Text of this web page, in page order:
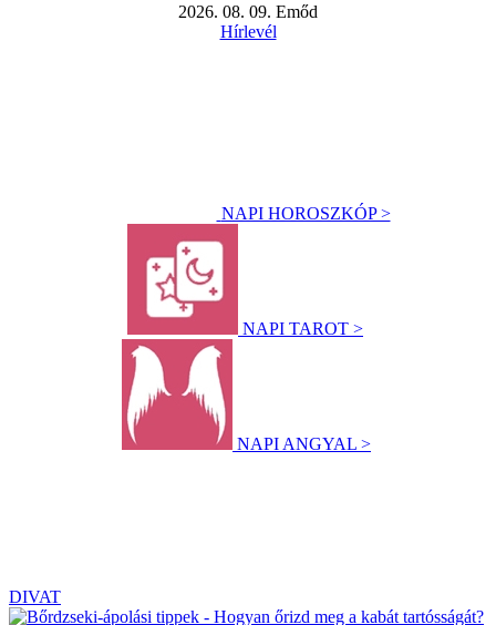
2026. 08. 09. Emőd
Hírlevél
NAPI HOROSZKÓP >
NAPI TAROT >
NAPI ANGYAL >
DIVAT